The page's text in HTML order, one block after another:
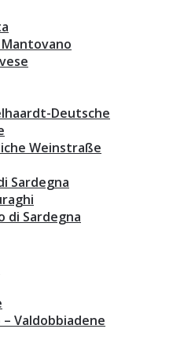
Deutsche
Weinstraße
Sardegna
di Sardegna
Valdobbiadene